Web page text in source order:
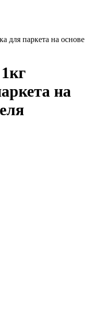
для паркета на основе
на